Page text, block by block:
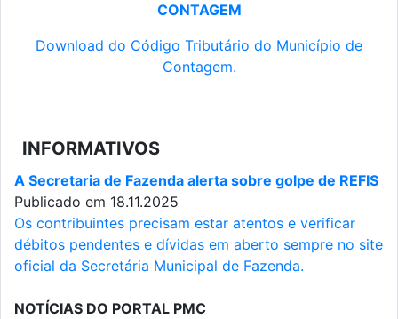
CONTAGEM
Download do Código Tributário do Município de
Contagem.
INFORMATIVOS
A Secretaria de Fazenda alerta sobre golpe de REFIS
Publicado em 18.11.2025
Os contribuintes precisam estar atentos e verificar
débitos pendentes e dívidas em aberto sempre no site
oficial da Secretária Municipal de Fazenda.
NOTÍCIAS DO PORTAL PMC